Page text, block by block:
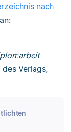
nach
Verlags,